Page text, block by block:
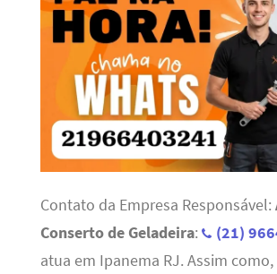
Contato da Empresa Responsável:
Conserto de Geladeira: (21)
atua em Ipanema RJ. Assim